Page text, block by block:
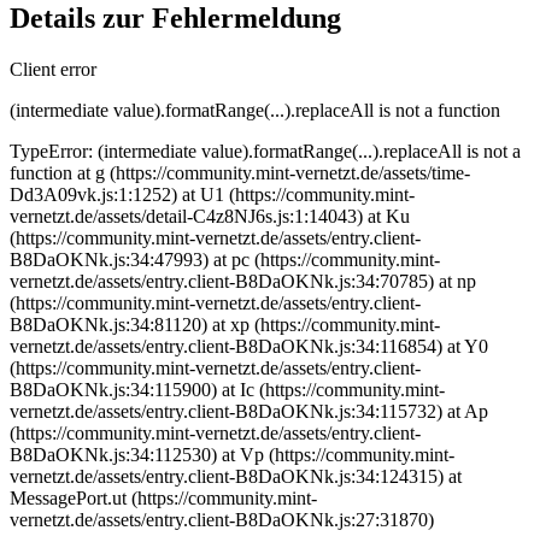
Details zur Fehlermeldung
Client error
(intermediate value).formatRange(...).replaceAll is not a function
TypeError: (intermediate value).formatRange(...).replaceAll is not a
function at g (https://community.mint-vernetzt.de/assets/time-
Dd3A09vk.js:1:1252) at U1 (https://community.mint-
vernetzt.de/assets/detail-C4z8NJ6s.js:1:14043) at Ku
(https://community.mint-vernetzt.de/assets/entry.client-
B8DaOKNk.js:34:47993) at pc (https://community.mint-
vernetzt.de/assets/entry.client-B8DaOKNk.js:34:70785) at np
(https://community.mint-vernetzt.de/assets/entry.client-
B8DaOKNk.js:34:81120) at xp (https://community.mint-
vernetzt.de/assets/entry.client-B8DaOKNk.js:34:116854) at Y0
(https://community.mint-vernetzt.de/assets/entry.client-
B8DaOKNk.js:34:115900) at Ic (https://community.mint-
vernetzt.de/assets/entry.client-B8DaOKNk.js:34:115732) at Ap
(https://community.mint-vernetzt.de/assets/entry.client-
B8DaOKNk.js:34:112530) at Vp (https://community.mint-
vernetzt.de/assets/entry.client-B8DaOKNk.js:34:124315) at
MessagePort.ut (https://community.mint-
vernetzt.de/assets/entry.client-B8DaOKNk.js:27:31870)